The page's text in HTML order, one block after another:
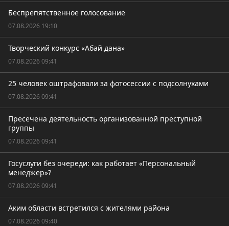
Беспрепятственное голосование
07.08.2026 19:10
Творческий конкурс «Абай дана»
07.08.2026 09:41
25 человек оштрафовали за фотосессии с подсолнухами
07.08.2026 09:41
Пресечена деятельность организованной преступной
группы
07.08.2026 09:41
Госуслуги без очереди: как работает «Персональный
менеджер»?
07.08.2026 09:41
Аким области встретился с жителями района
07.08.2026 09:40